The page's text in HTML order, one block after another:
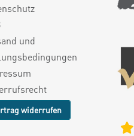
und
widerrufen